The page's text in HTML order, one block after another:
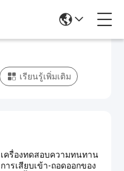
เรียนรู้เพิ่มเติม
เครื่องทดสอบความทนทาน
การเสียบเข้า-ถอดออกของ